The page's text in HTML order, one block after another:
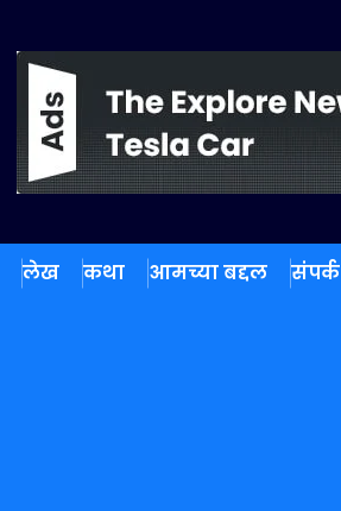
लेख कथा आमच्या बद्दल संपर्क